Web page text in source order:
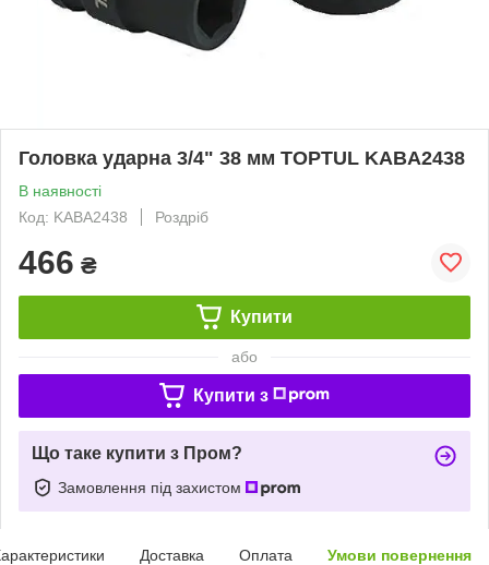
Головка ударна 3/4" 38 мм TOPTUL KABA2438
В наявності
Код: KABA2438
Роздріб
466 ₴
Купити
або
Купити з
Що таке купити з Пром?
Замовлення під захистом
Доставка Оплата Умови повернення